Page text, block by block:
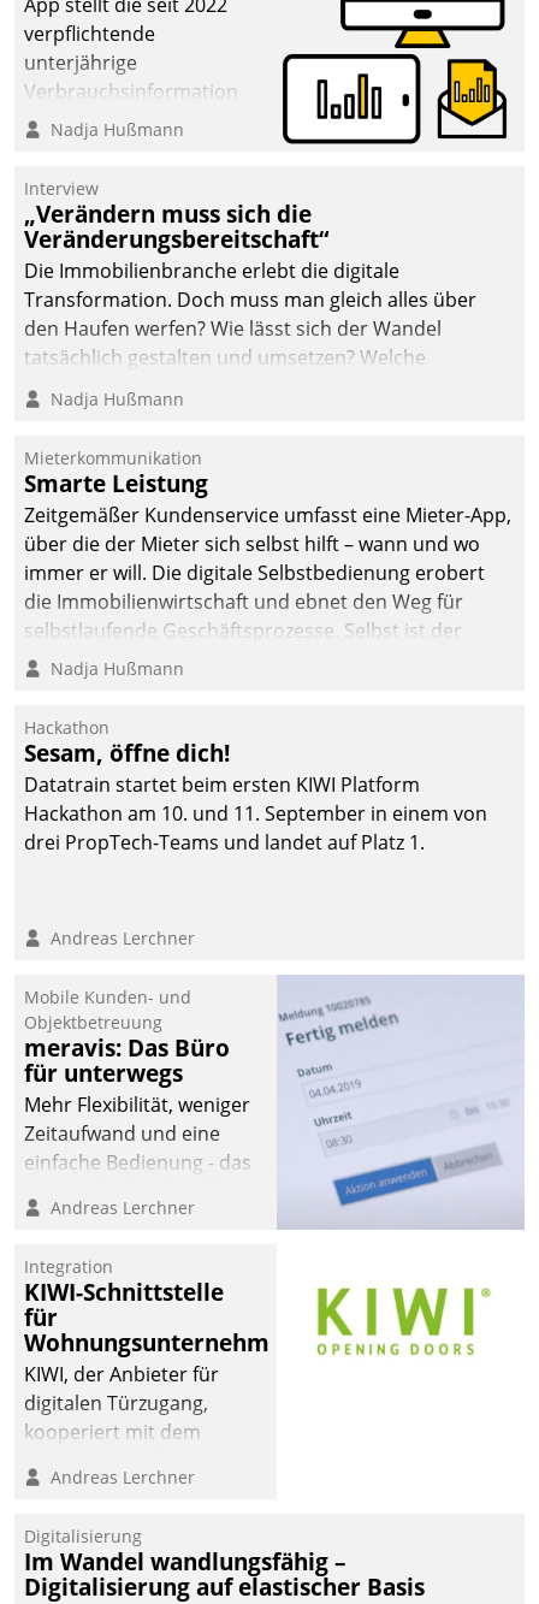
verpflichtende
unterjährige
Verbrauchsinformation
schnell, zuverlässig und
Die monatlichen
Mitteilungen zum
Heizungs- und
Wasserverbrauch gehen
automatisiert, vollständig
und auf Wunsch über
mehrere zuvor
Kommunikationswege bei
Nadja Hußmann
Interview
„Verändern muss sich die
Veränderungsbereitschaft“
Die Immobilienbranche erlebt die digitale
Transformation. Doch muss man gleich alles über
den Haufen werfen? Wie lässt sich der Wandel
tatsächlich gestalten und umsetzen? Welche
Argumente zählen wirklich?
Nadja Hußmann
Mieterkommunikation
Smarte Leistung
Zeitgemäßer Kundenservice umfasst eine Mieter-App,
über die der Mieter sich selbst hilft – wann und wo
immer er will. Die digitale Selbstbedienung erobert
die Immobilienwirtschaft und ebnet den Weg für
selbstlaufende Geschäftsprozesse. Selbst ist der
Kunde und smart der Serviceanbieter.
Nadja Hußmann
Hackathon
Sesam, öffne dich!
Datatrain startet beim ersten KIWI Platform
Hackathon am 10. und 11. September in einem von
drei PropTech-Teams und landet auf Platz 1.
Andreas Lerchner
Mobile Kunden- und
Objektbetreuung
meravis: Das Büro
für unterwegs
Mehr Flexibilität, weniger
Zeitaufwand und eine
einfache Bedienung - das
Cockpit für mobile
Datatrain. Die meravis
Wohnungsbau- und
Immobilien GmbH hat
sich dabei für den Betrieb
der Lösung über die SAP
Cloud Platform
Unternehmen am
Andreas Lerchner
Integration
KIWI-Schnittstelle
für
Wohnungsunternehmen
KIWI, der Anbieter für
digitalen Türzugang,
kooperiert mit dem
Softwareentwicklungshaus
Andreas Lerchner
Digitalisierung
Im Wandel wandlungsfähig –
Digitalisierung auf elastischer Basis